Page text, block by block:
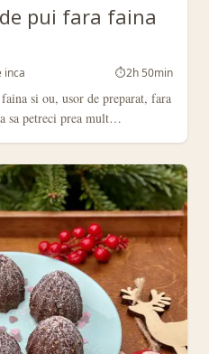
pui fara faina
inca ⏱2h 50min
si ou, usor de preparat, fara
sa petreci prea mult…